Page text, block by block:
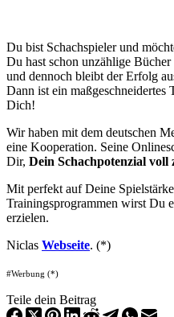
Du bist Schachspieler und
Du hast schon unzählige Bücher
und dennoch bleibt der Erfolg
Dann ist ein
Dich!
Wir haben mit dem deutschen
eine Kooperation. Seine
Dir, Dein Schachpotenzial voll
Mit perfekt auf Deine
Trainingsprogrammen wirst Du
erzielen.
Niclas Webseite. (*)
#Werbung (*)
Teile dein Beitrag